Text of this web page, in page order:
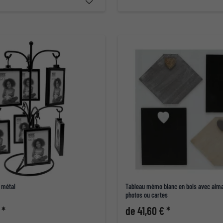
Tableau mémo blanc en bois avec
photos ou cartes
de 41,60 € *